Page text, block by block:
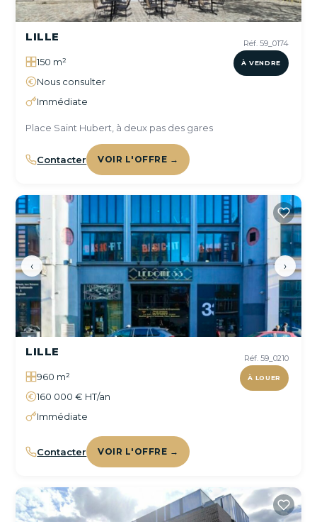
Réf. 59_0174
À VENDRE
LILLE
150 m²
Nous consulter
Immédiate
Place Saint Hubert, à deux pas des gares
Contacter VOIR L'OFFRE →
‹ ›
Réf. 59_0210
À LOUER
LILLE
960 m²
160 000 € HT/an
Immédiate
Contacter VOIR L'OFFRE →